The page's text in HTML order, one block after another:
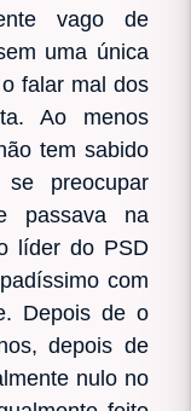
vago de
uma única
falar mal dos
Ao menos
tem sabido
preocupar
passava na
líder do PSD
com
Depois de o
depois de
nulo no